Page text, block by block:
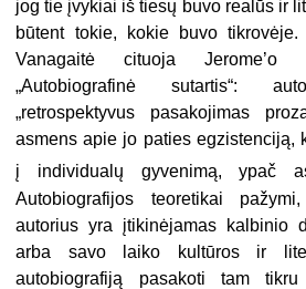
jog tie įvykiai iš tiesų buvo realūs ir
būtent tokie, kokie buvo tikrovėje.
Vanagaitė cituoja Jerome’o
„Autobiografinė sutartis“:
„retrospektyvus pasakojimas
asmens apie jo paties egzistenciją,
į individualų gyvenimą, ypač
Autobiografijos teoretikai
autorius yra įtikinėjamas kalbinio
arba savo laiko kultūros ir
autobiografiją pasakoti tam